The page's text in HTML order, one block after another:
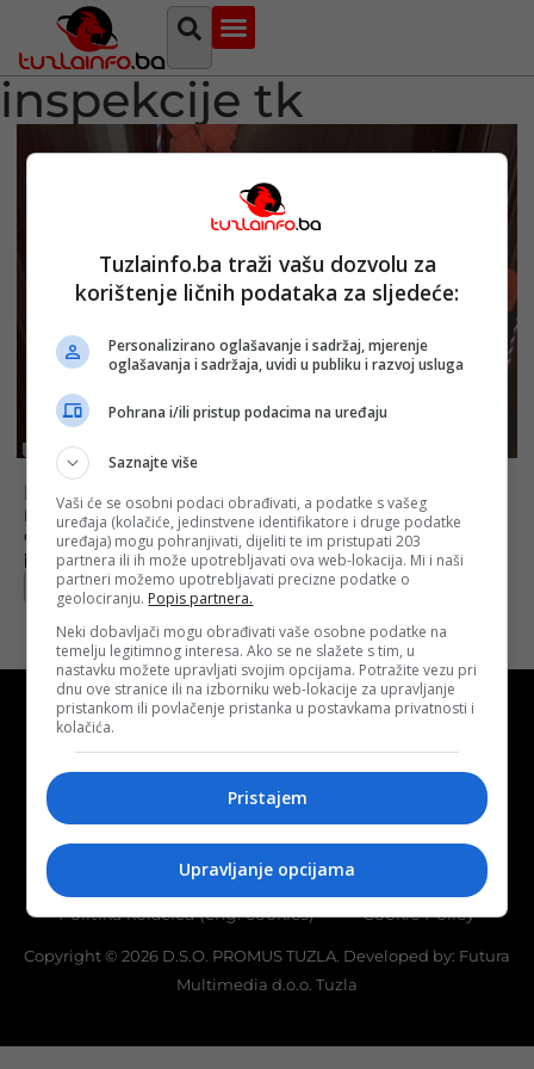
inspekcije tk
Brojni kažnjeni: Kontrole u TK otkrile
nepravilnosti u gotovo svakom drugom
objektu
Objavljeno: 16. 06. 2025.
Opširnije
O nama
Uslovi korištenja Terms of use
Politika kolačića (eng. cookies) Cookie Policy
Copyright © 2026 D.S.O. PROMUS TUZLA. Developed by: Futura
Multimedia d.o.o. Tuzla
Tuzlainfo.ba traži vašu dozvolu za
korištenje ličnih podataka za sljedeće:
Personalizirano oglašavanje i sadržaj, mjerenje
oglašavanja i sadržaja, uvidi u publiku i razvoj usluga
Pohrana i/ili pristup podacima na uređaju
Saznajte više
Vaši će se osobni podaci obrađivati, a podatke s vašeg
uređaja (kolačiće, jedinstvene identifikatore i druge podatke
uređaja) mogu pohranjivati, dijeliti te im pristupati 203
partnera ili ih može upotrebljavati ova web-lokacija. Mi i naši
partneri možemo upotrebljavati precizne podatke o
geolociranju. Popis partnera.
Neki dobavljači mogu obrađivati vaše osobne podatke na
temelju legitimnog interesa. Ako se ne slažete s tim, u
nastavku možete upravljati svojim opcijama. Potražite vezu pri
dnu ove stranice ili na izborniku web-lokacije za upravljanje
pristankom ili povlačenje pristanka u postavkama privatnosti i
kolačića.
Pristajem
Upravljanje opcijama